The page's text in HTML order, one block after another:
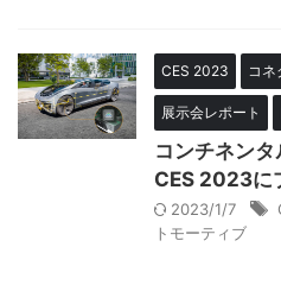
CES 2023 コネ
展示会レポート
コンチネンタ
CES 2023に
2023/1/7
トモーティブ